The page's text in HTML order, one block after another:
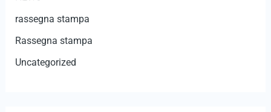
rassegna stampa
Rassegna stampa
Uncategorized